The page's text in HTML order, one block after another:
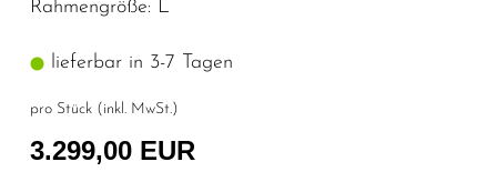
Rahmengröße: L
lieferbar in 3-7 Tagen
pro Stück (inkl. MwSt.)
3.299,00 EUR